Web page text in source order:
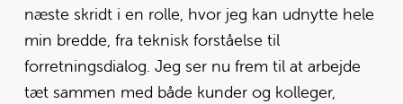
næste skridt i en rolle, hvor jeg kan udnytte hele
min bredde, fra teknisk forståelse til
forretningsdialog. Jeg ser nu frem til at arbejde
tæt sammen med både kunder og kolleger,